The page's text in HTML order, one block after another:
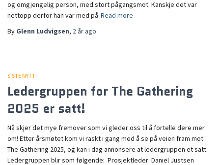
og omgjengelig person, med stort pågangsmot. Kanskje det var
nettopp derfor han var med på Read more
By Glenn Ludvigsen, 2 år ago
SISTE NYTT
Ledergruppen for The Gathering
2025 er satt!
Nå skjer det mye fremover som vi gleder oss til å fortelle dere mer
om! Etter årsmøtet kom vi raskt i gang med å se på veien fram mot
The Gathering 2025, og kan i dag annonsere at ledergruppen et satt.
Ledergruppen blir som følgende: Prosjektleder: Daniel Justsen